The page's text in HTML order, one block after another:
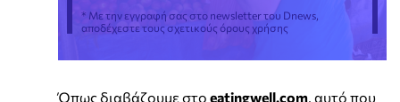
* Με την εγγραφή σας στο newsletter του Dnews,
αποδέχεστε τους σχετικούς όρους χρήσης
Όπως διαβάζουμε στο eatingwell.com , αυτό που